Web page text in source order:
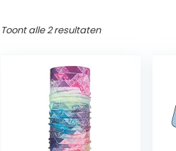
Toont alle 2 resultaten